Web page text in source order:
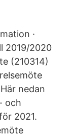
·
2019/2020
(210314)
nedan
och
2021.